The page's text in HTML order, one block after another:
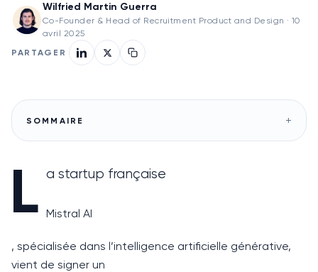
Wilfried Martin Guerra
Co-Founder & Head of Recruitment Product and Design · 10
avril 2025
PARTAGER
SOMMAIRE +
L a startup française
Mistral AI
, spécialisée dans l’intelligence artificielle générative,
vient de signer un